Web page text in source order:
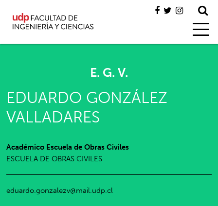
E. G. V.
EDUARDO GONZÁLEZ
VALLADARES
Académico Escuela de Obras Civiles
ESCUELA DE OBRAS CIVILES
eduardo.gonzalezv@mail.udp.cl